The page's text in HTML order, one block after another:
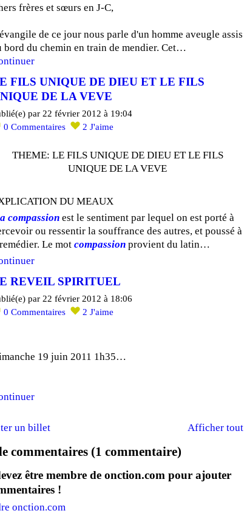
frères et sœurs en J-C,
de ce jour nous parle d'un homme aveugle assis
bord du chemin en train de mendier. Cet…
FILS UNIQUE DE DIEU ET LE FILS
DE LA VEVE
par 22 février 2012 à 19:04
0 Commentaires 2 J'aime
THEME: LE FILS UNIQUE DE DIEU ET LE FILS
UNIQUE DE LA VEVE
DU MEAUX
compassionest le sentiment par lequel on est porté à
ou ressentir la souffrance des autres, et poussé à
Le motcompassion provient du latin…
REVEIL SPIRITUEL
par 22 février 2012 à 18:06
0 Commentaires 2 J'aime
19 juin 2011 1h35…
un billet Afficher tout
commentaires (1 commentaire)
être membre de onction.com pour ajouter
!
onction.com